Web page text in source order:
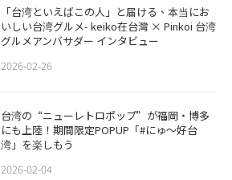
「台湾といえばこの人」と届ける、本当にお
いしい台湾グルメ- keiko在台灣 × Pinkoi 台湾
グルメアンバサダー インタビュー
2026-02-26
​​台湾の“ニューレトロポップ”が福岡・博多
にも上陸！期間限定POPUP「#にゅ〜好台
湾」を楽しもう
2026-02-04